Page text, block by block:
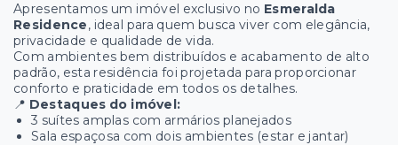
Apresentamos um imóvel exclusivo no Esmeralda
Residence, ideal para quem busca viver com elegância,
privacidade e qualidade de vida.
Com ambientes bem distribuídos e acabamento de alto
padrão, esta residência foi projetada para proporcionar
conforto e praticidade em todos os detalhes.
📍 Destaques do imóvel:
3 suítes amplas com armários planejados
Sala espaçosa com dois ambientes (estar e jantar)